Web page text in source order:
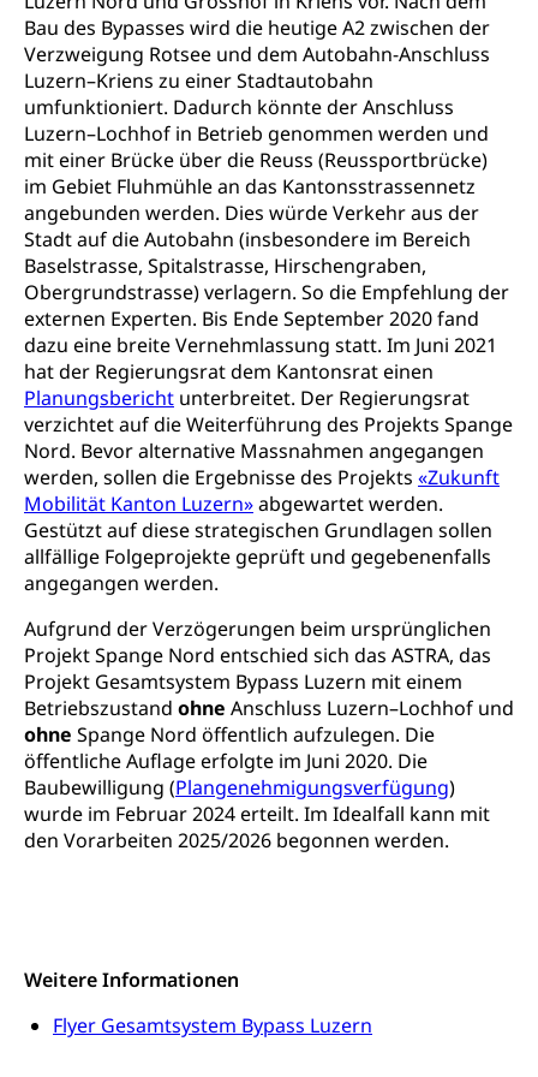
Bau des Bypasses wird die heutige A2 zwischen der
Verzweigung Rotsee und dem Autobahn-Anschluss
Luzern–Kriens zu einer Stadtautobahn
umfunktioniert. Dadurch könnte der Anschluss
Luzern–Lochhof in Betrieb genommen werden und
mit einer Brücke über die Reuss (Reussportbrücke)
im Gebiet Fluhmühle an das Kantonsstrassennetz
angebunden werden. Dies würde Verkehr aus der
Stadt auf die Autobahn (insbesondere im Bereich
Baselstrasse, Spitalstrasse, Hirschengraben,
Obergrundstrasse) verlagern. So die Empfehlung der
externen Experten. Bis Ende September 2020 fand
dazu eine breite Vernehmlassung statt. Im Juni 2021
hat der Regierungsrat dem Kantonsrat einen
Planungsbericht unterbreitet. Der Regierungsrat
verzichtet auf die Weiterführung des Projekts Spange
Nord. Bevor alternative Massnahmen angegangen
werden, sollen die Ergebnisse des Projekts «Zukunft
Mobilität Kanton Luzern»abgewartet werden.
Gestützt auf diese strategischen Grundlagen sollen
allfällige Folgeprojekte geprüft und gegebenenfalls
angegangen werden.
Aufgrund der Verzögerungen beim ursprünglichen
Projekt Spange Nord entschied sich das ASTRA, das
Projekt Gesamtsystem Bypass Luzern mit einem
Betriebszustand ohne Anschluss Luzern–Lochhof und
ohne Spange Nord öffentlich aufzulegen. Die
öffentliche Auflage erfolgte im Juni 2020. Die
Baubewilligung (Plangenehmigungsverfügung)
wurde im Februar 2024 erteilt. Im Idealfall kann mit
den Vorarbeiten 2025/2026 begonnen werden.
Weitere Informationen
Flyer Gesamtsystem Bypass Luzern
Höhere Bildung (hflu.ch)
Beratung & Unterstützung
Neuorientierung
Berufslehre (beruf.lu.ch)
Fachstelle Berufsbildung
BIZ Beratungs- und Informationszentrum
für Bildung und Beruf
Berufsmaturität
Zentrum für Brückenangebote
Höhere Fachschule Luzern HFLU
Berufsbildung / Mittelschulen (gruezi.lu.ch)
Fachklasse Grafik (fachklassegrafik.ch)
Fach- & Wirtschafts-Mittelschulzentrum FMZ
Gymnasialbildung, Kantonsschulen
Gymnasien & Fachmittelschulen (beruf.lu.ch)
Studienwahl- und Studienbearatung
Fachklasse Grafik
Gesundheitsmittelschule
Informatikmittelschule
Wirtschaftsmittelschule
FMS und Vollzeitschulen mit BM
Obligatorische Schulzeit
Schulpflicht, Schulobligatorium, Primarschule,
Sekundarschule, Schulferien, Tagesschule,
Schulergänzende Betreuung, Logopädie,
Psychomotorik, Schulpsychologie, Schulsozialarbeit,
Heilpädagogik und Sonderschulen
Kantonale Sportcamps
Primarschule
Sekundarschule
Schulpflicht
Kindergarten & Basisstufe
Förderangebote
Sonderschulung
Musikschulen
Schulferien
Früherziehung
Betreuungsangebote
Schulliste
Heilpädagogische Schulen
Freiwilliger Schulsport
Stipendien und Darlehen
Studienbeihilfe, Stipendien, Ausbildungsdarlehen
Stipendien Universität Luzern unilu
Finanzielle Unterstützung für Ausbildung
Pflege HF oder Studium Pflege FH
Fachstelle Stipendien (beruf.lu.ch)
Studienbeiträge Höhere Berufsbildung
Finanzielle Unterstützung Pädagogische
Hochschule PHLU
Stipendien Hochschule Luzern hslu
Universität
Technische Hochschule, Studium,
Hochschulstudium, Universitätsstudium,
universitäre Ausbildung, akademische Ausbildung,
Hochschulbildung, Hochschule, universitäre
Hochschule, Bachelor, Master, Doktorat,
Weiterbildung, Forschung, Entwicklung,
Dienstleistungen, Hochschule Luzern,
Fachhochschule Zentralschweiz, HSLU,
Pädagogische Hochschule Luzern, PH Luzern, UniLU,
swissuniversities (Dachorganisation der Schweizer
Hochschulen)
swissuniversities
Universität Luzern
Fachstelle Hochschulbildung
Vorschule
Kindergarten, Kinderkrippe, Krippe, Kinderhort,
Kindertagesstätte, Spielgruppe, Tagesmutter,
Freiwilliges Kindergarten Jahr
Kinderbetreuung
Freiwilliges Kindergarten Jahr
Frühe Sprachförderung
Gesundheit und Soziales
regionale Erschöpfung, nationale Erschöpfung,
Cassis-deDijon-Prinzip